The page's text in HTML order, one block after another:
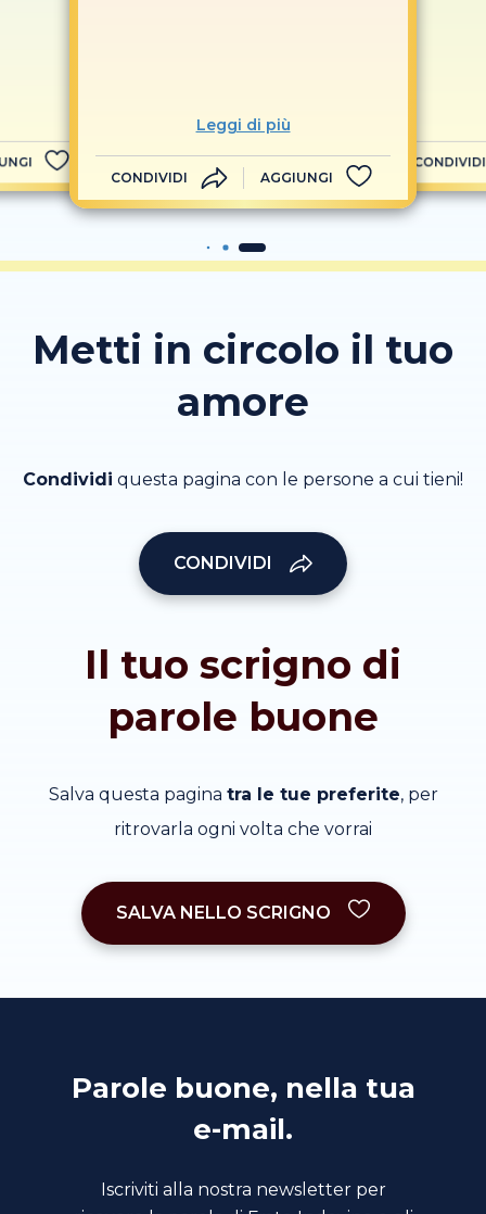
Leggi di più
CONDIVIDI AGGIUNGI
CONDIVIDI
Metti in circolo il tuo
amore
Condividi questa pagina con le persone a cui tieni!
CONDIVIDI
Il tuo scrigno di
parole buone
Salva questa pagina tra le tue preferite, per
ritrovarla ogni volta che vorrai
SALVA NELLO SCRIGNO
Parole buone, nella tua
e-mail.
Iscriviti alla nostra newsletter per